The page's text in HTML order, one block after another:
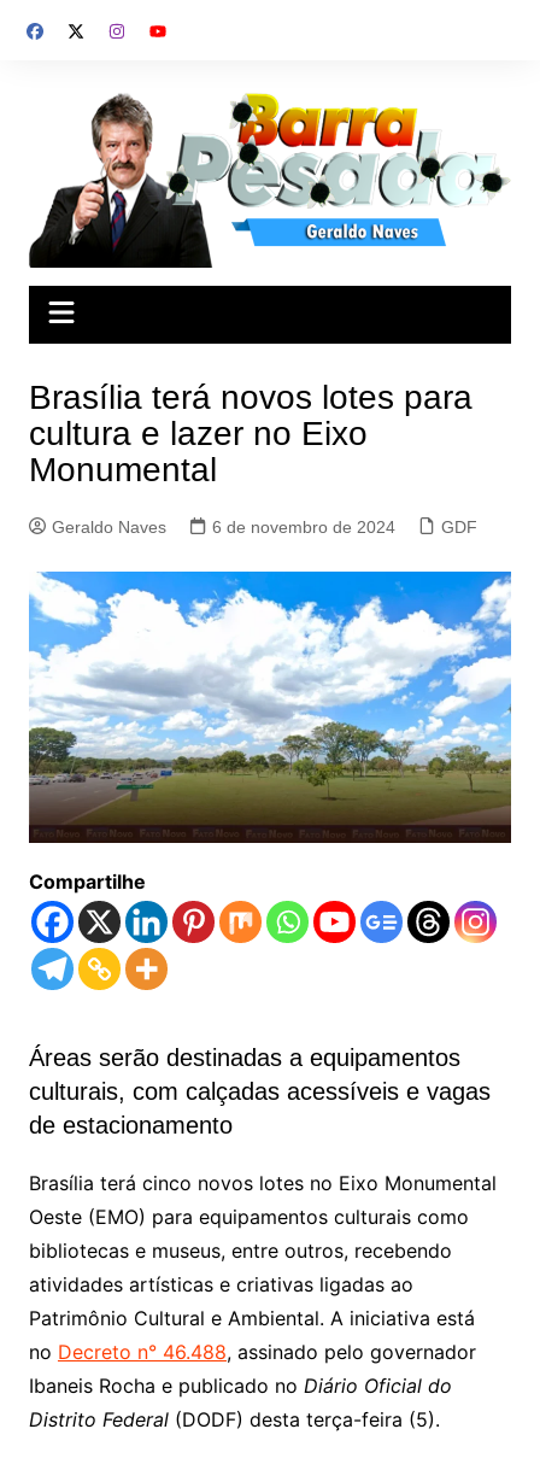
para
Brasília terá novos lotes para
cultura e lazer no Eixo
Monumental
Geraldo Naves 6 de novembro de 2024 GDF
Compartilhe
Áreas serão destinadas a equipamentos
culturais, com calçadas acessíveis e vagas
de estacionamento
Brasília terá cinco novos lotes no Eixo Monumental
Oeste (EMO) para equipamentos culturais como
bibliotecas e museus, entre outros, recebendo
atividades artísticas e criativas ligadas ao
Patrimônio Cultural e Ambiental. A iniciativa está
no Decreto n° 46.488, assinado pelo governador
Ibaneis Rocha e publicado no Diário Oficial do
Distrito Federal(DODF) desta terça-feira (5).